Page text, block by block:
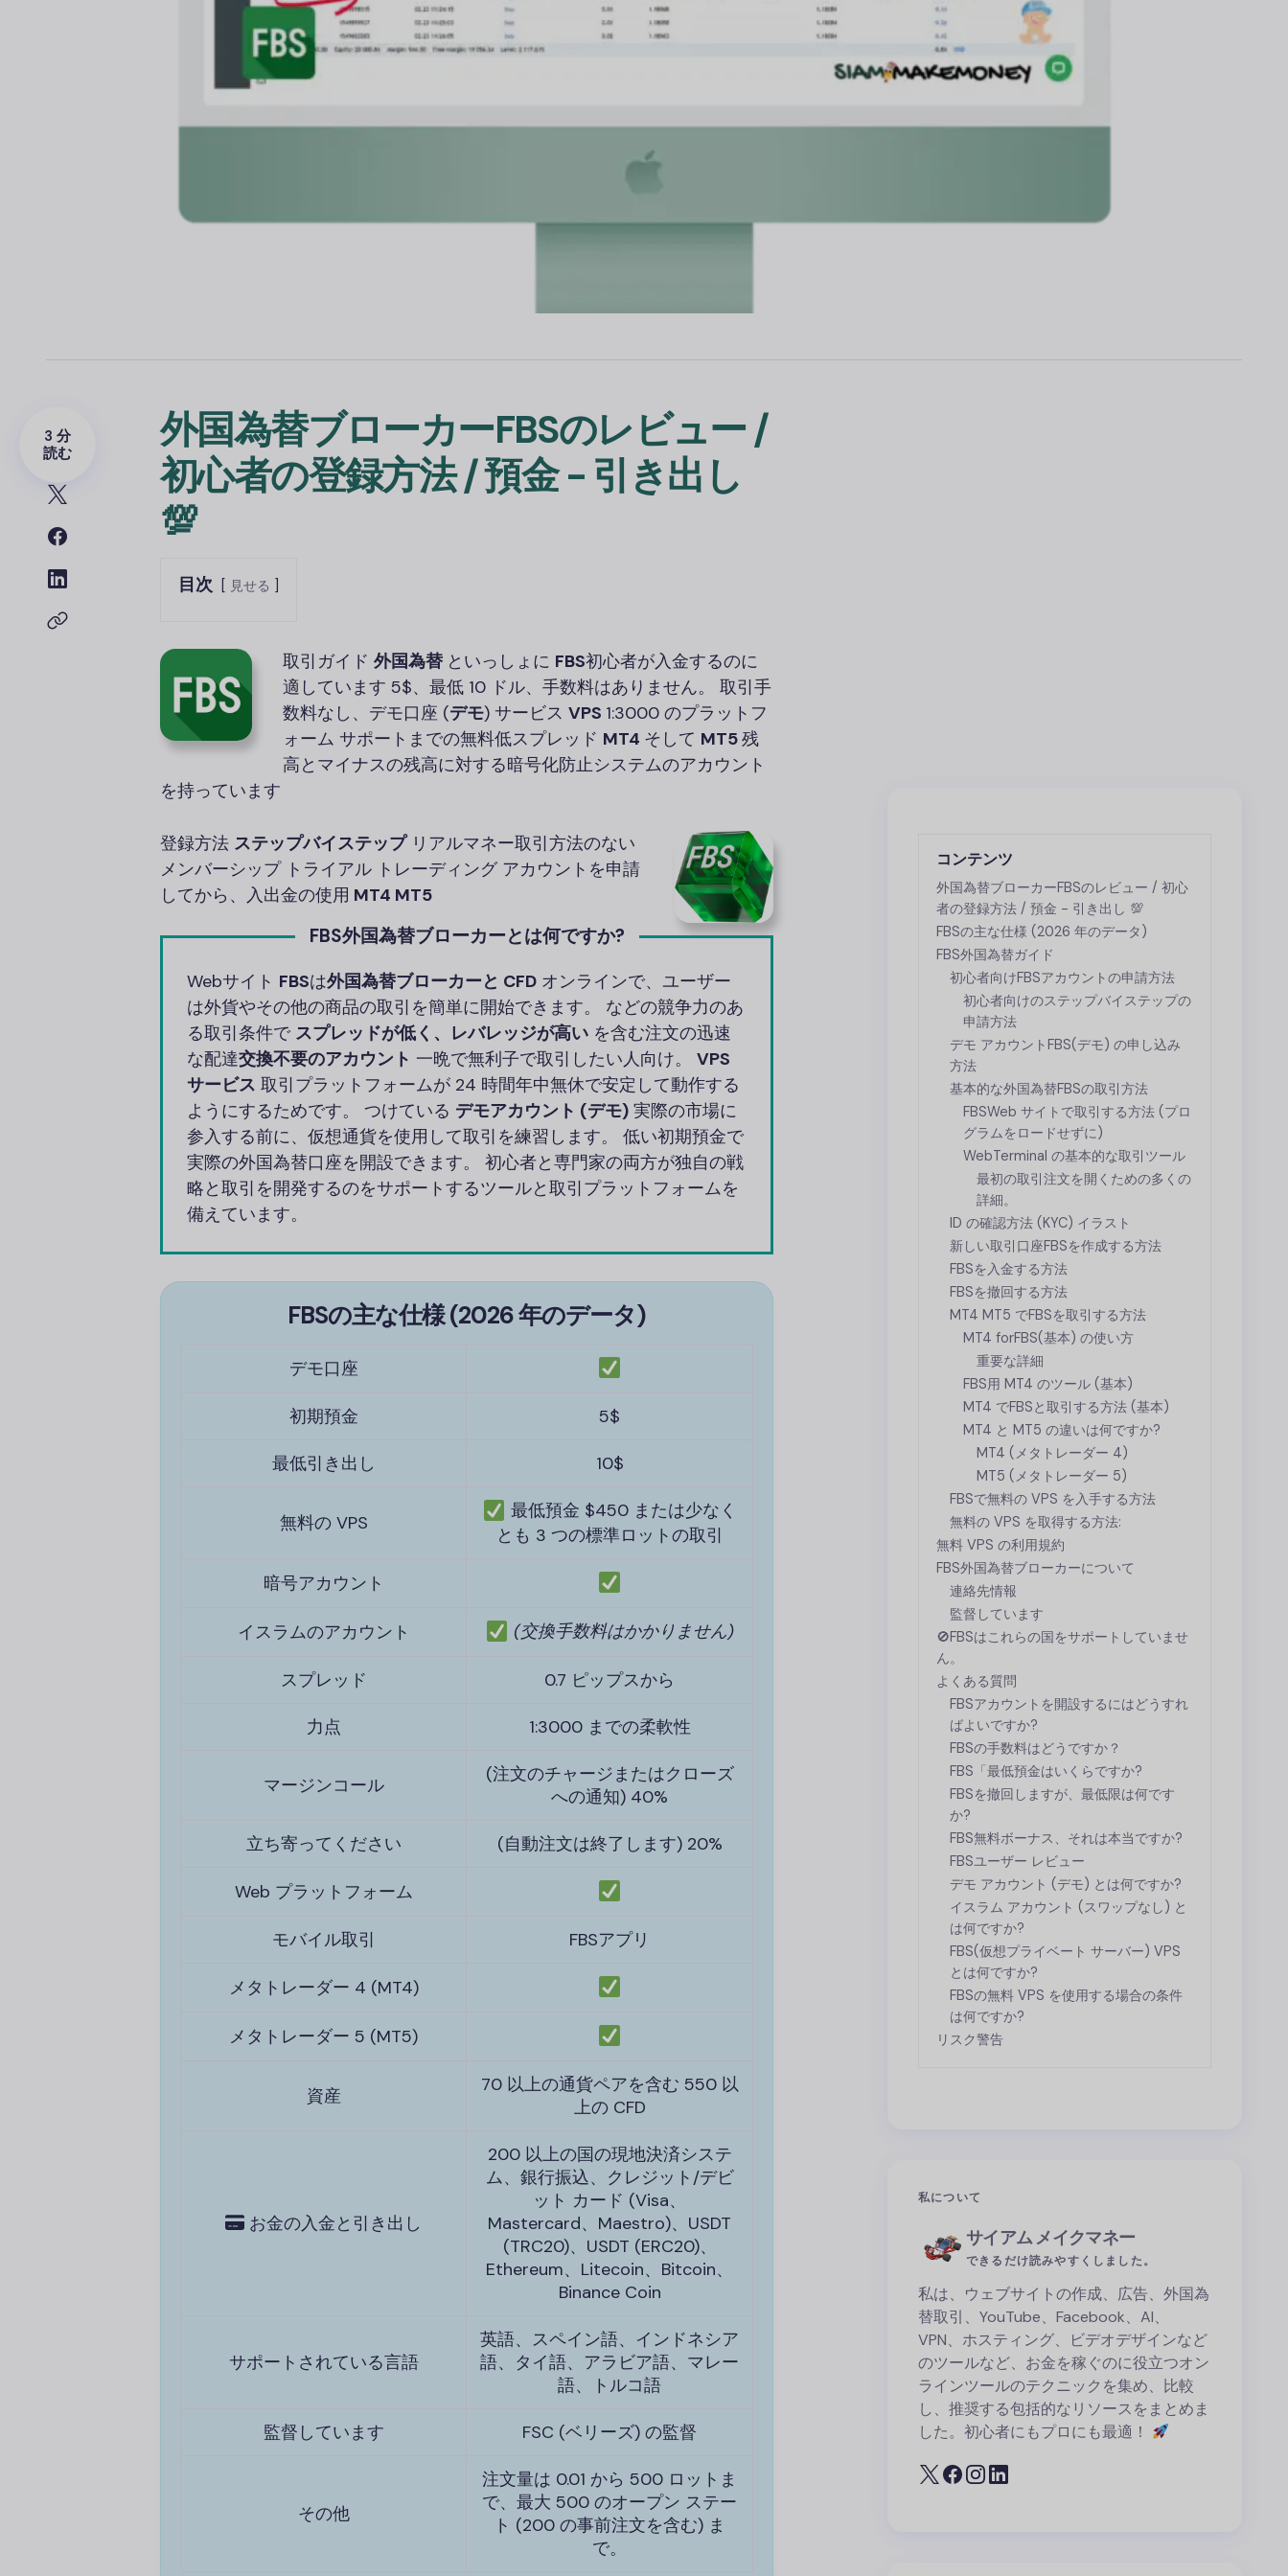
3 分
読む
外国為替ブローカーFBSのレビュー /
初心者の登録方法 / 預金 - 引き出し
💯
目次 見せる
取引ガイド 外国為替 といっしょに FBS初心者が入金するのに
適しています 5$、最低 10 ドル、手数料はありません。 取引手
数料なし、デモ口座 (デモ) サービス VPS 1:3000 のプラットフ
ォーム サポートまでの無料低スプレッド MT4 そして MT5残
高とマイナスの残高に対する暗号化防止システムのアカウント
を持っています
登録方法 ステップバイステップリアルマネー取引方法のない
メンバーシップ トライアル トレーディング アカウントを申請
してから、入出金の使用 MT4 MT5
FBS外国為替ブローカーとは何ですか?
Webサイト FBSは外国為替ブローカーと CFD オンラインで、ユーザー
は外貨やその他の商品の取引を簡単に開始できます。 などの競争力のあ
る取引条件で スプレッドが低く、レバレッジが高い を含む注文の迅速
な配達交換不要のアカウント 一晩で無利子で取引したい人向け。 VPS
サービス 取引プラットフォームが 24 時間年中無休で安定して動作する
ようにするためです。 つけている デモアカウント (デモ) 実際の市場に
参入する前に、仮想通貨を使用して取引を練習します。 低い初期預金で
実際の外国為替口座を開設できます。 初心者と専門家の両方が独自の戦
略と取引を開発するのをサポートするツールと取引プラットフォームを
備えています。
FBSの主な仕様 (2026 年のデータ)
デモ口座
初期預金 5$
最低引き出し 10$
無料の VPS
最低預金 $450 または少なく
とも 3 つの標準ロットの取引
暗号アカウント
イスラムのアカウント (交換手数料はかかりません)
スプレッド 0.7 ピップスから
力点 1:3000 までの柔軟性
マージンコール
(注文のチャージまたはクローズ
への通知) 40%
立ち寄ってください (自動注文は終了します) 20%
Web プラットフォーム
モバイル取引 FBSアプリ
メタトレーダー 4 (MT4)
メタトレーダー 5 (MT5)
資産
70 以上の通貨ペアを含む 550 以
上の CFD
お金の入金と引き出し
200 以上の国の現地決済システ
ム、銀行振込、クレジット/デビ
ット カード (Visa、
Mastercard、Maestro)、USDT
(TRC20)、USDT (ERC20)、
Ethereum、Litecoin、Bitcoin、
Binance Coin
サポートされている言語
英語、スペイン語、インドネシア
語、タイ語、アラビア語、マレー
語、トルコ語
監督しています FSC (ベリーズ) の監督
その他
注文量は 0.01 から 500 ロットま
で、最大 500 のオープン ステー
ト (200 の事前注文を含む) ま
で。
コンテンツ
外国為替ブローカーFBSのレビュー / 初心
者の登録方法 / 預金 - 引き出し 💯
FBSの主な仕様 (2026 年のデータ)
FBS外国為替ガイド
初心者向けFBSアカウントの申請方法
初心者向けのステップバイステップの
申請方法
デモ アカウントFBS(デモ) の申し込み
方法
基本的な外国為替FBSの取引方法
FBSWeb サイトで取引する方法 (プロ
グラムをロードせずに)
WebTerminal の基本的な取引ツール
最初の取引注文を開くための多くの
詳細。
ID の確認方法 (KYC) イラスト
新しい取引口座FBSを作成する方法
FBSを入金する方法
FBSを撤回する方法
MT4 MT5 でFBSを取引する方法
MT4 forFBS(基本) の使い方
重要な詳細
FBS用 MT4 のツール (基本)
MT4 でFBSと取引する方法 (基本)
MT4 と MT5 の違いは何ですか?
MT4 (メタトレーダー 4)
MT5 (メタトレーダー 5)
FBSで無料の VPS を入手する方法
無料の VPS を取得する方法:
無料 VPS の利用規約
FBS外国為替ブローカーについて
連絡先情報
監督しています
🚫FBSはこれらの国をサポートしていませ
ん。
よくある質問
FBSアカウントを開設するにはどうすれ
ばよいですか?
FBSの手数料はどうですか？
FBS 「最低預金はいくらですか?
FBSを撤回しますが、最低限は何です
か?
FBS無料ボーナス、それは本当ですか?
FBSユーザー レビュー
デモ アカウント (デモ) とは何ですか?
イスラム アカウント (スワップなし) と
は何ですか?
FBS(仮想プライベート サーバー) VPS
とは何ですか?
FBSの無料 VPS を使用する場合の条件
は何ですか?
リスク警告
私について
サイアム メイクマネー
できるだけ読みやすくしました。
私は、ウェブサイトの作成、広告、外国為
替取引、YouTube、Facebook、AI、
VPN、ホスティング、ビデオデザインなど
のツールなど、お金を稼ぐのに役立つオン
ラインツールのテクニックを集め、比較
し、推奨する包括的なリソースをまとめま
した。初心者にもプロにも最適！